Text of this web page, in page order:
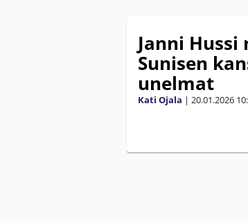
Janni
Sunisen
unelmat
Kati Ojala | 20.01.2026